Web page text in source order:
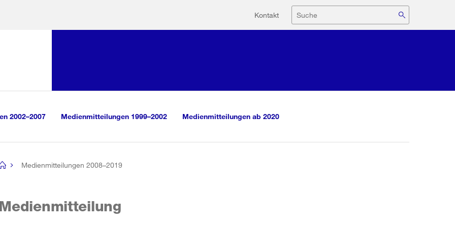
Hilfsnavigation
Kontakt Suche
2002–2007 Medienmitteilungen 1999–2002 Medienmitteilungen ab 2020
Medienmitteilungen 2008–2019